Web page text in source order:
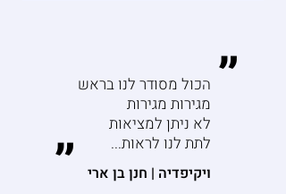
״
הכול מסודר לנו בראש
מגירות מגירות
לא ניתן למציאות
לתת לנו לראות...
״
ויקיפדיה | חנן בן ארי